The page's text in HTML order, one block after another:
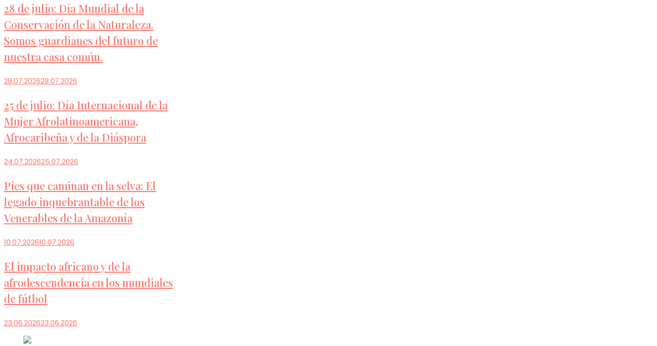
28 de julio: Día Mundial de la
Conservación de la Naturaleza.
Somos guardianes del futuro de
nuestra casa común.
28.07.202628.07.2026
25 de julio: Día Internacional de la
Mujer Afrolatinoamericana,
Afrocaribeña y de la Diáspora
24.07.202625.07.2026
Pies que caminan en la selva: El
legado inquebrantable de los
Venerables de la Amazonía
10.07.202610.07.2026
El impacto africano y de la
afrodescendencia en los mundiales
de fútbol
23.06.202623.06.2026